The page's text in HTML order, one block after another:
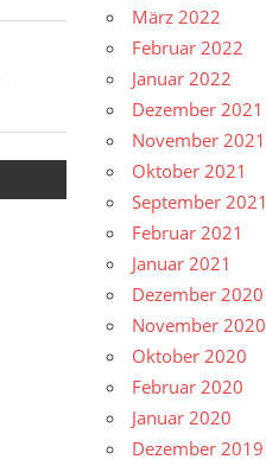
März 2022
Februar 2022
Januar 2022
Dezember 2021
November 2021
Oktober 2021
September 2021
Februar 2021
Januar 2021
Dezember 2020
November 2020
Oktober 2020
Februar 2020
Januar 2020
Dezember 2019